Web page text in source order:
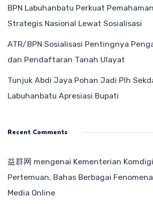
BPN Labuhanbatu Perkuat
Strategis Nasional Lewat Sosialisasi
ATR/BPN Sosialisasi Pentingnya
dan Pendaftaran Tanah Ulayat
Tunjuk Abdi Jaya Pohan Jadi Plh
Labuhanbatu Apresiasi Bupati
Recent Comments
益群网 mengenai Kementerian Komdigi
Pertemuan, Bahas Berbagai
Media Online